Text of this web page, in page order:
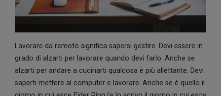
Lavorare da remoto significa sapersi gestire. Devi essere in
grado di alzarti per lavorare quando devi farlo. Anche se
alzarti per andare a cucinarti qualcosa è più allettante. Devi
saperti mettere al computer e lavorare. Anche se è quello il